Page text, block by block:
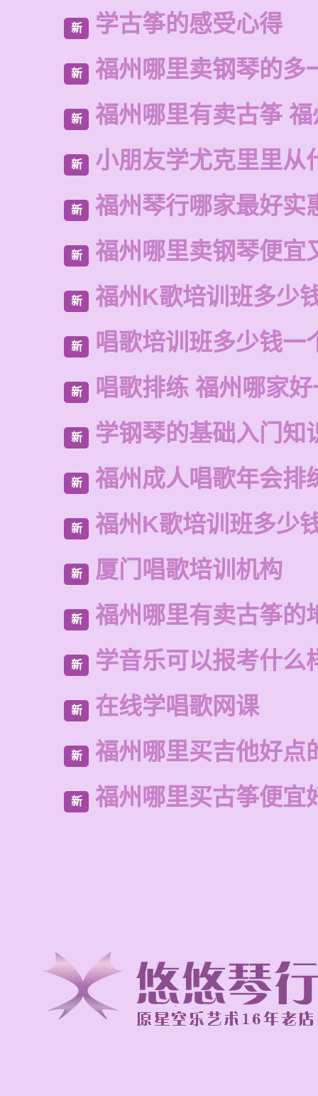
新 学古筝的感受心得
新 福州哪里卖钢琴的多
新 福州哪里有卖古筝
新 小朋友学尤克里里从
新 福州琴行哪家最好实
新 福州哪里卖钢琴便宜
新 福州K歌培训班多少
新 唱歌培训班多少钱一
新 唱歌排练 福州哪家
新 学钢琴的基础入门知
新 福州成人唱歌年会排
新 福州K歌培训班多少
新 厦门唱歌培训机构
新 福州哪里有卖古筝的
新 学音乐可以报考什么
新 在线学唱歌网课
新 福州哪里买吉他好点
新 福州哪里买古筝便宜